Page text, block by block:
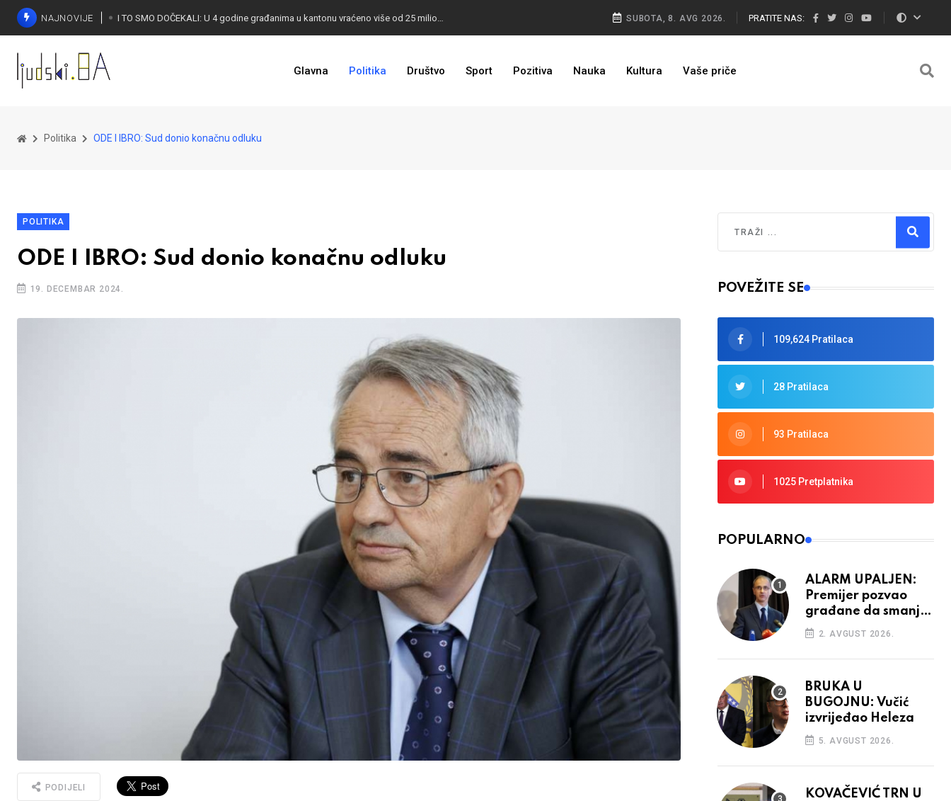
NAJNOVIJE
KONAKOVIĆ PALI ALARM: Otvoreno pismo UN-u
SUBOTA, 8. AVG 2026. PRATITE NAS:
Glavna Politika Društvo Sport Pozitiva Nauka Kultura Vaše priče
Politika ODE I IBRO: Sud donio konačnu odluku
POLITIKA
ODE I IBRO: Sud donio konačnu odluku
19. DECEMBAR 2024.
PODIJELI
Type 2 or more characters for results.
POVEŽITE SE
109,624 Pratilaca
28 Pratilaca
93 Pratilaca
1025 Pretplatnika
POPULARNO
ALARM UPALJEN:
Premijer pozvao
građane da smanje
potrošnju struje
2. AVGUST 2026.
BRUKA U
BUGOJNU: Vučić
izvrijeđao Heleza
5. AVGUST 2026.
KOVAČEVIĆ TRN U